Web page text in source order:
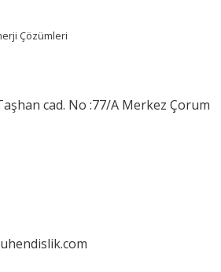
Çözümleri
cad. No :77/A Merkez Çorum